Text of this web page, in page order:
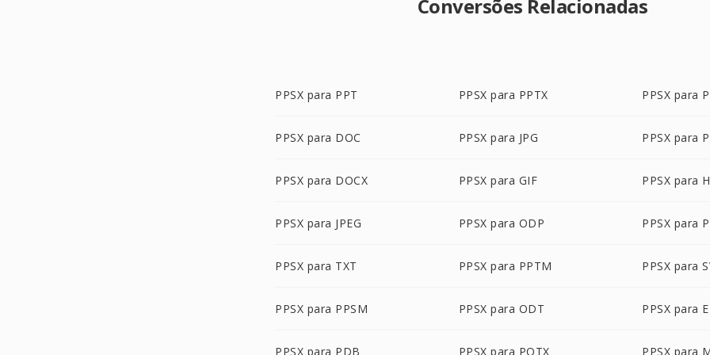
Conversões Relacionadas
PPSX para PPT PPSX para PPTX PPSX para
PPSX para DOC PPSX para JPG PPSX para
PPSX para DOCX PPSX para GIF PPSX para
PPSX para JPEG PPSX para ODP PPSX para
PPSX para TXT PPSX para PPTM PPSX para
PPSX para PPSM PPSX para ODT PPSX para
PPSX para PDB PPSX para POTX PPSX para